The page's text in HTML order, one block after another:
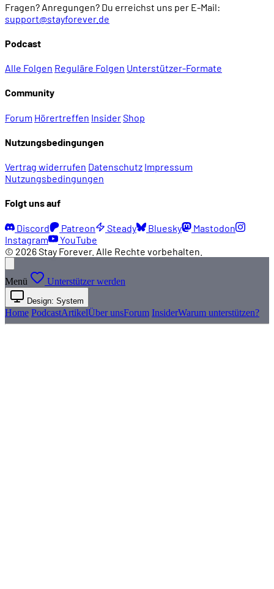
01:12:45 Leistung und Bedeutung des Spiels
Fragen? Anregungen? Du erreichst uns per E-Mail:
support@stayforever.de
Podcast
Alle Folgen Reguläre Folgen Unterstützer-Formate
Community
Forum Hörertreffen InsiderShop
Nutzungsbedingungen
Vertrag widerrufen Datenschutz Impressum
Nutzungsbedingungen
Folgt uns auf
Discord Patreon Steady Bluesky
Mastodon
Instagram
YouTube
© 2026 Stay Forever. Alle Rechte vorbehalten.
Menü Unterstützer werden
Design: System
Home PodcastArtikelÜber unsForum InsiderWarum unterstützen?